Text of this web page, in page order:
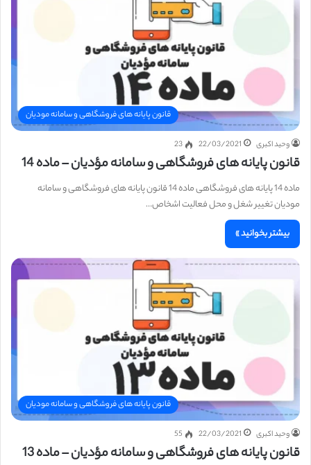
قانون پایانه های فروشگاهی و سامانه مودیان
وحید اکبری 22/03/2021
23
قانون پایانه های فروشگاهی و سامانه مؤدیان – ماده 14
ماده 14 پایانه های فروشگاهی ماده 14 قانون پایانه های فروشگاهی و سامانه
مودیان تغییر شغل و محل فعالیت اشخاص…
بیشتر بخوانید »
قانون پایانه های فروشگاهی و سامانه مودیان
وحید اکبری 22/03/2021
55
قانون پایانه های فروشگاهی و سامانه مؤدیان – ماده 13